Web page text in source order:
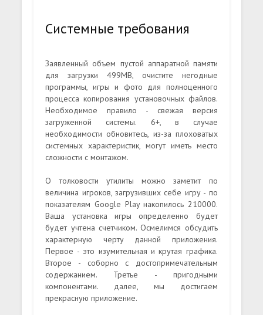
Системные требования
Заявленный объем пустой аппаратной памяти
для загрузки 499MB, очистите негодные
программы, игры и фото для полноценного
процесса копирования установочных файлов.
Необходимое правило - свежая версия
загруженной системы. 6+, в случае
необходимости обновитесь, из-за плоховатых
системных характеристик, могут иметь место
сложности с монтажом.
О толковости утилиты можно заметит по
величина игроков, загрузивших себе игру - по
показателям Google Play накопилось 210000.
Ваша установка игры определенно будет
будет учтена счетчиком. Осмелимся обсудить
характерную черту данной приложения.
Первое - это изумительная и крутая графика.
Второе - соборно с достопримечательным
содержанием. Третье - пригодными
компонентами. далее, мы достигаем
прекрасную приложение.